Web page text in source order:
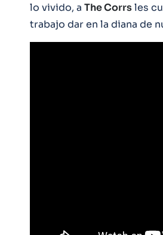
lo vivido, a The Corrsles
trabajo dar en la diana de